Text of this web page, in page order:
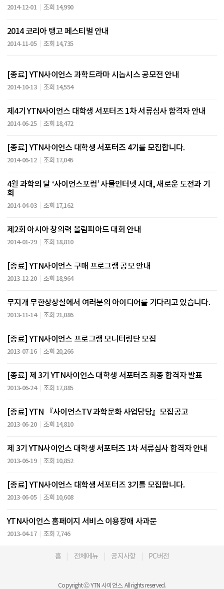
2014-12-01 조회 14,990
2014 코리아 탱고 페스티벌 안내
2014-11-05 조회 14,735
[종료] YTN사이언스 과학드라마 시놉시스 공모전 안내
2014-10-13 조회 14,554
제4기 YTN사이언스 대학생 서포터즈 1차 서류심사 합격자 안내
2014-06-25 조회 18,472
[종료] YTN사이언스 대학생 서포터즈 4기를 모집합니다.
2014-06-12 조회 17,045
4월 과학의 달 ‘사이언스포럼’ 사물인터넷 시대, 새로운 도전과 기
회
2014-04-03 조회 17,162
제2회 아시아 창의력 올림피아드 대회 안내
2014-01-29 조회 18,810
[종료] YTN사이언스 구매 프로그램 공모 안내
2013-12-20 조회 18,964
무지개 무한상상실에서 여러분의 아이디어를 기다리고 있습니다.
2013-11-14 조회 21,086
[종료] YTN사이언스 프로그램 모니터링단 모집
2013-07-16 조회 20,266
[종료] 제 3기 YTN사이언스 대학생 서포터즈 최종 합격자 발표
2013-06-24 조회 17,885
[종료] YTN 『사이언스TV 과학문화 사업담당』모집공고
2013-06-20 조회 14,810
제 3기 YTN사이언스 대학생 서포터즈 1차 서류심사 합격자 안내
2013-06-19 조회 10,852
[종료] YTN사이언스 대학생 서포터즈 3기를 모집합니다.
2013-06-05 조회 10,608
YTN사이언스 홈페이지 서비스 이용장애 사과문
2013-04-17 조회 7,746
홈 전체메뉴 공지사항 PC버전
Copyright Ⓒ YTN 사이언스. All rights reserved.